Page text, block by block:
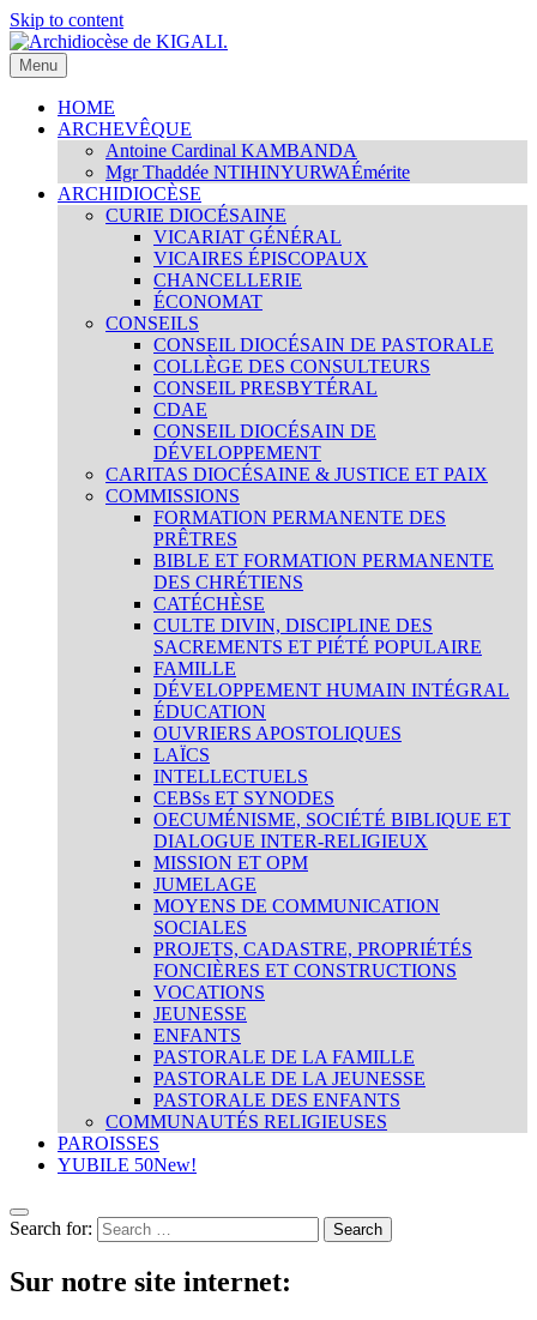
Skip to content
Archidiocèse de KIGALI.
Site internet officiel de l'Archidiocèse Catholique de KIGALI /
RWANDA. Official website of Archdiocese of KIGALI /
RWANDA.
Menu
HOME
ARCHEVÊQUE
Antoine Cardinal KAMBANDA
Mgr Thaddée NTIHINYURWAÉmérite
ARCHIDIOCÈSE
CURIE DIOCÉSAINE
VICARIAT GÉNÉRAL
VICAIRES ÉPISCOPAUX
CHANCELLERIE
ÉCONOMAT
CONSEILS
CONSEIL DIOCÉSAIN DE PASTORALE
COLLÈGE DES CONSULTEURS
CONSEIL PRESBYTÉRAL
CDAE
CONSEIL DIOCÉSAIN DE
DÉVELOPPEMENT
CARITAS DIOCÉSAINE & JUSTICE ET PAIX
COMMISSIONS
FORMATION PERMANENTE DES
PRÊTRES
BIBLE ET FORMATION PERMANENTE
DES CHRÉTIENS
CATÉCHÈSE
CULTE DIVIN, DISCIPLINE DES
SACREMENTS ET PIÉTÉ POPULAIRE
FAMILLE
DÉVELOPPEMENT HUMAIN INTÉGRAL
ÉDUCATION
OUVRIERS APOSTOLIQUES
LAÏCS
INTELLECTUELS
CEBSs ET SYNODES
OECUMÉNISME, SOCIÉTÉ BIBLIQUE ET
DIALOGUE INTER-RELIGIEUX
MISSION ET OPM
JUMELAGE
MOYENS DE COMMUNICATION
SOCIALES
PROJETS, CADASTRE, PROPRIÉTÉS
FONCIÈRES ET CONSTRUCTIONS
VOCATIONS
JEUNESSE
ENFANTS
PASTORALE DE LA FAMILLE
PASTORALE DE LA JEUNESSE
PASTORALE DES ENFANTS
COMMUNAUTÉS RELIGIEUSES
PAROISSES
YUBILE 50New!
Search for:
Sur notre site internet: